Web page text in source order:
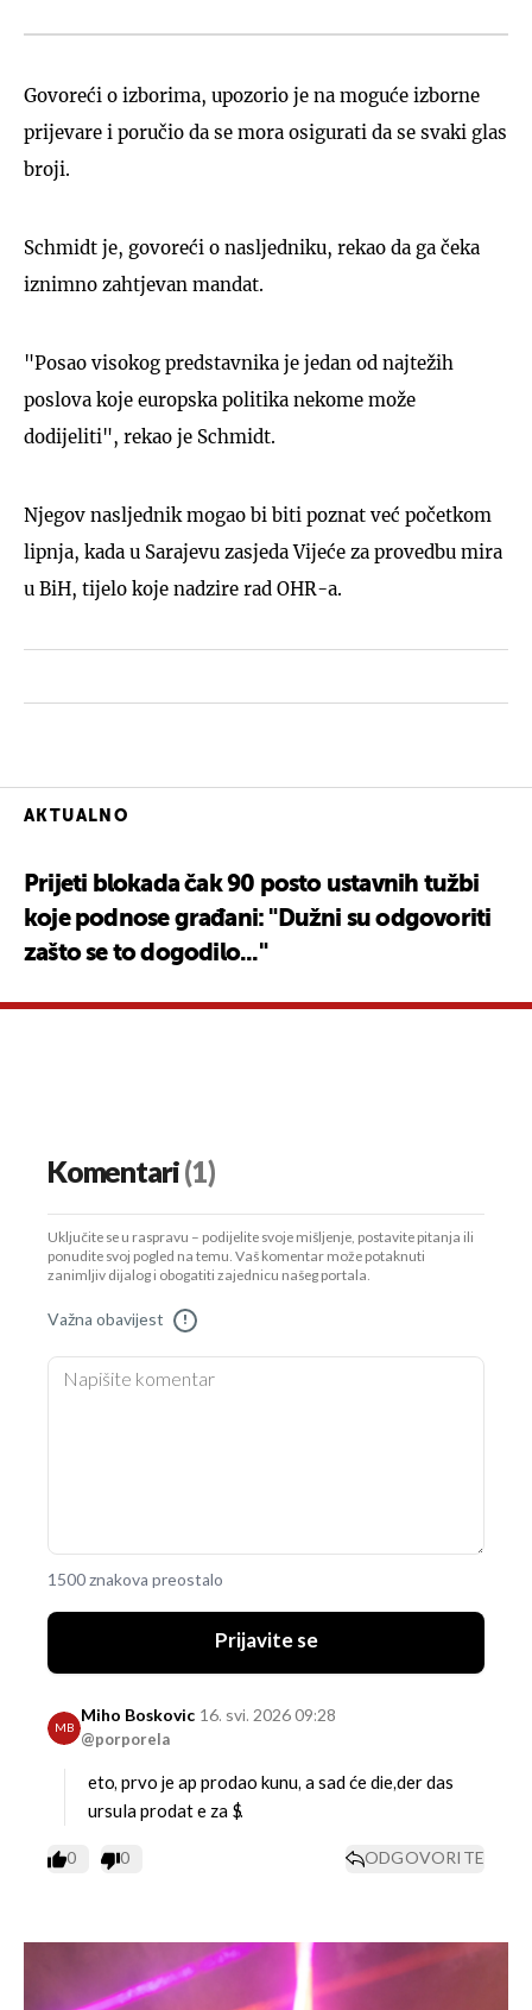
Govoreći o izborima, upozorio je na moguće izborne
prijevare i poručio da se mora osigurati da se svaki glas
broji.
Schmidt je, govoreći o nasljedniku, rekao da ga čeka
iznimno zahtjevan mandat.
"Posao visokog predstavnika je jedan od najtežih
poslova koje europska politika nekome može
dodijeliti", rekao je Schmidt.
Njegov nasljednik mogao bi biti poznat već početkom
lipnja, kada u Sarajevu zasjeda Vijeće za provedbu mira
u BiH, tijelo koje nadzire rad OHR-a.
AKTUALNO
Prijeti blokada čak 90 posto ustavnih tužbi
koje podnose građani: "Dužni su odgovoriti
zašto se to dogodilo..."
Komentari(1)
Uključite se u raspravu – podijelite svoje mišljenje, postavite pitanja ili
ponudite svoj pogled na temu. Vaš komentar može potaknuti
zanimljiv dijalog i obogatiti zajednicu našeg portala.
Važna obavijest !
1500 znakova preostalo
Prijavite se
MB
Miho Boskovic
@porporela
16. svi. 2026 09:28
eto, prvo je ap prodao kunu, a sad će die,der das
ursula prodat e za $.
0 0 ODGOVORITE